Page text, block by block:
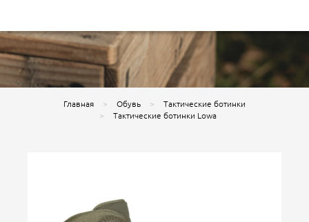
Главная Обувь
Тактические ботинки
Тактические ботинки Lowa